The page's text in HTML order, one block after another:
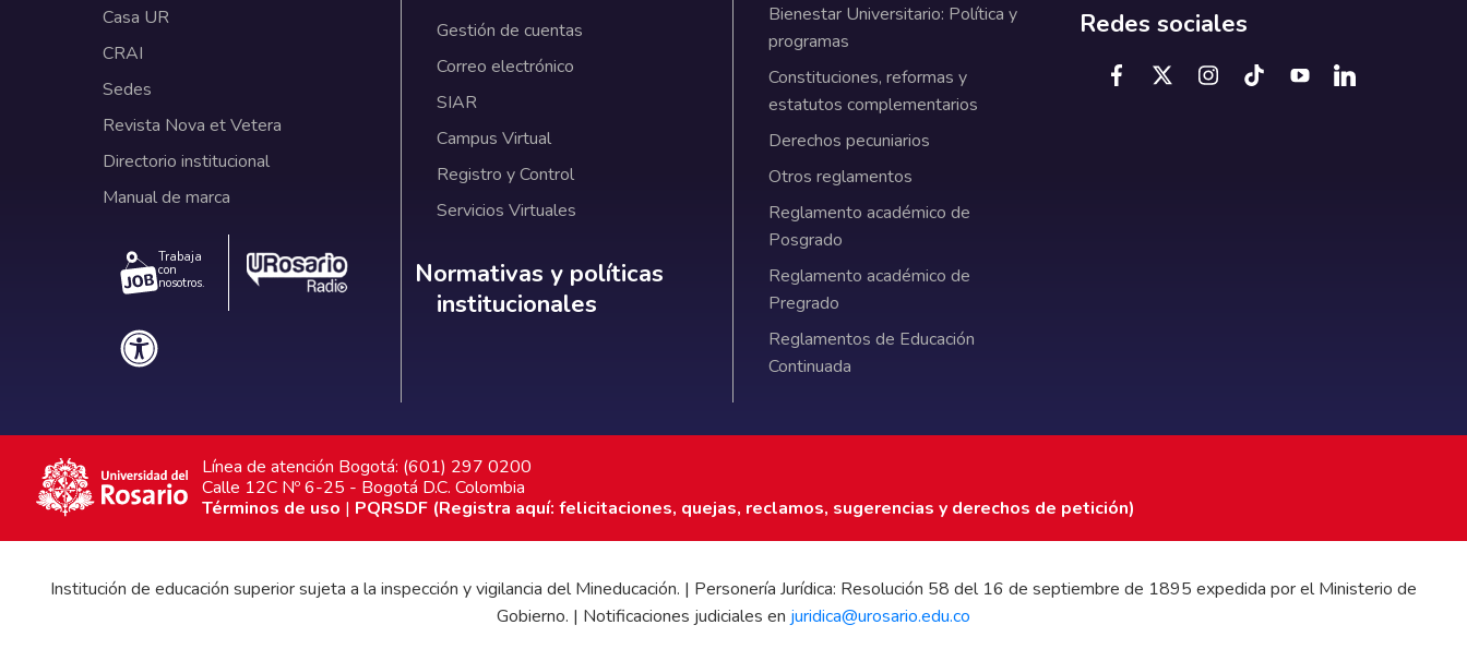
Casa UR
CRAI
Sedes
Revista Nova et Vetera
Directorio institucional
Manual de marca
Trabaja
con
nosotros.
Gestión de cuentas
Correo electrónico
SIAR
Campus Virtual
Registro y Control
Servicios Virtuales
Normativas y políticas institucionales
Normativas y políticas
institucionales
Bienestar Universitario: Política y
programas
Constituciones, reformas y
estatutos complementarios
Derechos pecuniarios
Otros reglamentos
Reglamento académico de
Posgrado
Reglamento académico de
Pregrado
Reglamentos de Educación
Continuada
Redes sociales
Línea de atención Bogotá: (601) 297 0200
Calle 12C Nº 6-25 - Bogotá D.C. Colombia
Términos de uso | PQRSDF (Registra aquí: felicitaciones, quejas, reclamos, sugerencias y derechos de petición)
Institución de educación superior sujeta a la inspección y vigilancia del Mineducación. | Personería Jurídica: Resolución 58 del 16 de septiembre de 1895 expedida por el Ministerio de
Gobierno. | Notificaciones judiciales en juridica@urosario.edu.co